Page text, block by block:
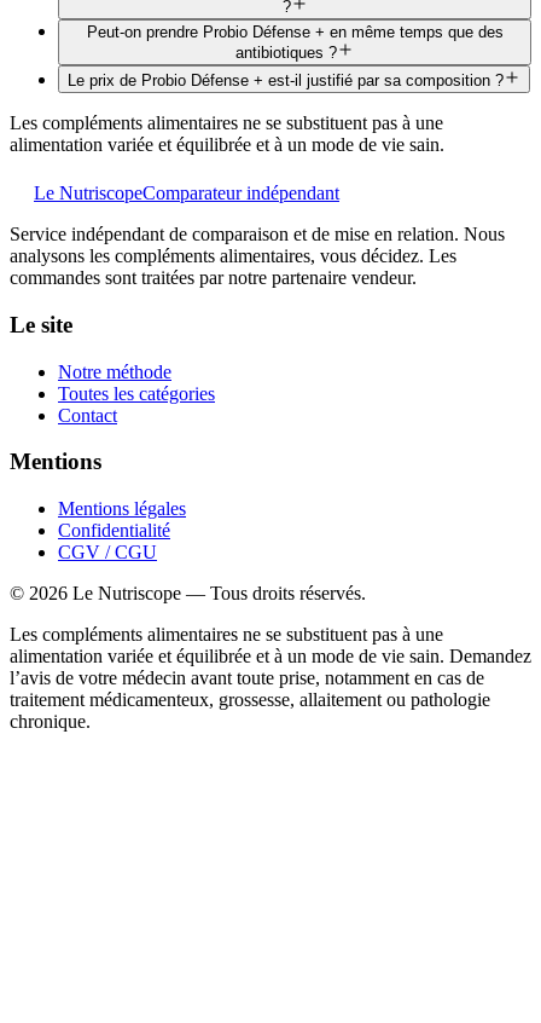
?
Peut-on prendre Probio Défense + en même temps que des
antibiotiques ?
Le prix de Probio Défense + est-il justifié par sa composition ?
Les compléments alimentaires ne se substituent pas à une
alimentation variée et équilibrée et à un mode de vie sain.
Le NutriscopeComparateur indépendant
Service indépendant de comparaison et de mise en relation. Nous
analysons les compléments alimentaires, vous décidez. Les
commandes sont traitées par notre partenaire vendeur.
Le site
Notre méthode
Toutes les catégories
Contact
Mentions
Mentions légales
Confidentialité
CGV / CGU
© 2026 Le Nutriscope — Tous droits réservés.
Les compléments alimentaires ne se substituent pas à une
alimentation variée et équilibrée et à un mode de vie sain. Demandez
l’avis de votre médecin avant toute prise, notamment en cas de
traitement médicamenteux, grossesse, allaitement ou pathologie
chronique.